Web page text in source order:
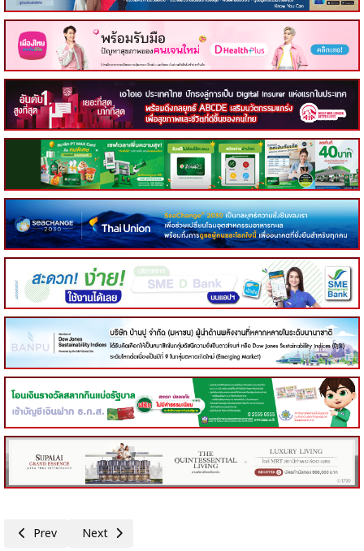
Previous article: หอการค้าไทย-จีน มอบตัวต่อเลโก้รูปห่าน ‘สัญลักษณ์ของเมื
Prev Next article: ม.หอการค้าไทย เผยผลโพลเลือกตั้ง 66 ชี้ 3 เรื่
Next